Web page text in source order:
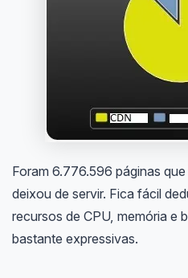
Foram 6.776.596 páginas
deixou de servir. Fica fácil
recursos de CPU, memória e
bastante expressivas.